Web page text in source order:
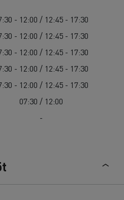
- 12:00 / 12:45 - 17:30
- 12:00 / 12:45 - 17:30
- 12:00 / 12:45 - 17:30
- 12:00 / 12:45 - 17:30
- 12:00 / 12:45 - 17:30
07:30 / 12:00
-